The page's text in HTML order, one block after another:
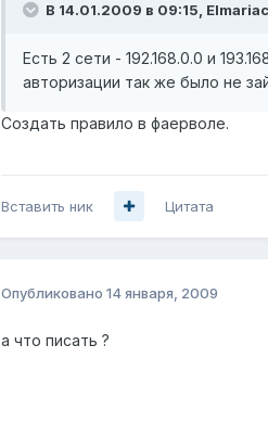
В 14.01.2009 в 09:15,
Есть 2 сети - 192.168.0.0 и
авторизации так же было не
Создать правило в фаерволе.
Вставить ник Цитата
Опубликовано 14 января, 2009
а что писать ?